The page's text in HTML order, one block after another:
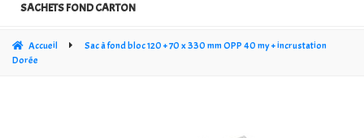
SACHETS FOND CARTON
CÔNE CRISTAL TRANSPARENT
Accueil
Sac à fond bloc 120 + 70 x 330 mm OPP 40 my + incrustation
Dorée